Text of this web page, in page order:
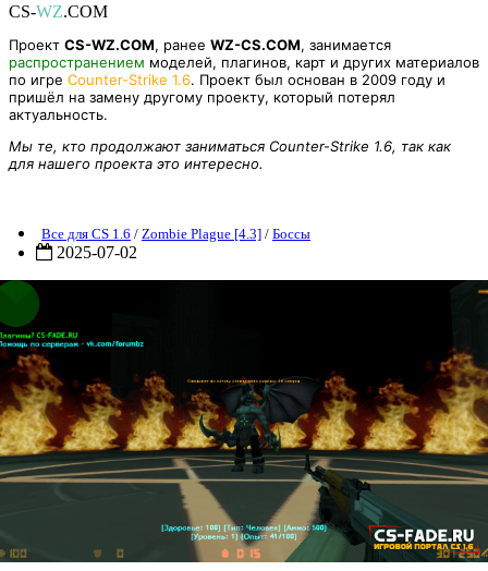
CS-WZ.COM
Проект CS-WZ.COM, ранее WZ-CS.COM, занимается
распространением моделей, плагинов, карт и других материалов
по игре Counter-Strike 1.6. Проект был основан в 2009 году и
пришёл на замену другому проекту, который потерял
актуальность.
Мы те, кто продолжают заниматься Counter-Strike 1.6, так как
для нашего проекта это интересно.
Все для CS 1.6 / Zombie Plague [4.3] / Боссы
2025-07-02